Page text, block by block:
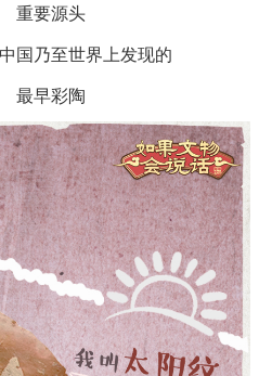
要源头
乃至世界上发现的
早彩陶